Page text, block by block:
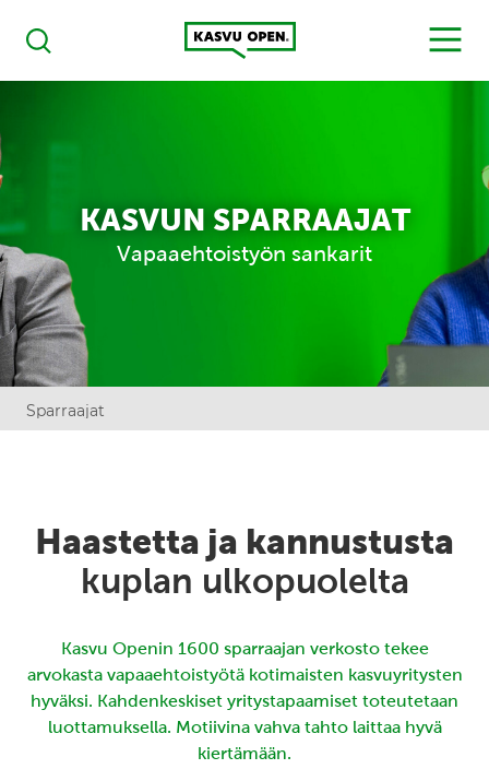
Haku
Kasvu Open
MENU
KASVUN SPARRAAJAT
Vapaaehtoistyön sankarit
Sparraajat
Haastetta ja kannustusta
kuplan ulkopuolelta
Kasvu Openin 1600 sparraajan verkosto tekee
arvokasta vapaaehtoistyötä kotimaisten kasvuyritysten
hyväksi. Kahdenkeskiset yritystapaamiset toteutetaan
luottamuksella. Motiivina vahva tahto laittaa hyvä
kiertämään.